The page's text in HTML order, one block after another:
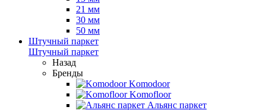
21 мм
30 мм
50 мм
Штучный паркет
Штучный паркет
Назад
Бренды
Komodoor
Komofloor
Альянс паркет